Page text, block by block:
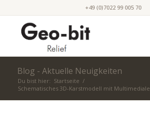
+49 (0)7022 99 005 70
Blog - Aktuelle Neuigkeiten
Du bist hier: Startseite /
Schematisches 3D-Karstmodell mit Multimediale